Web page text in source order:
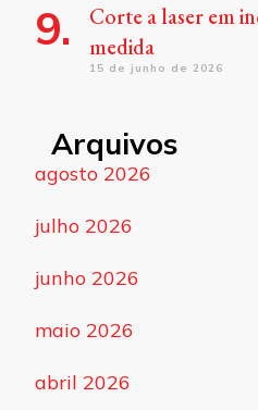
Corte a laser em
medida
15 de junho de 2026
Arquivos
agosto 2026
julho 2026
junho 2026
maio 2026
abril 2026